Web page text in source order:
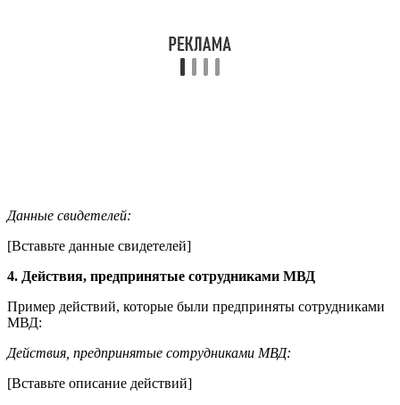
Данные свидетелей:
[Вставьте данные свидетелей]
4. Действия, предпринятые сотрудниками МВД
Пример действий, которые были предприняты сотрудниками
МВД:
Действия, предпринятые сотрудниками МВД:
[Вставьте описание действий]